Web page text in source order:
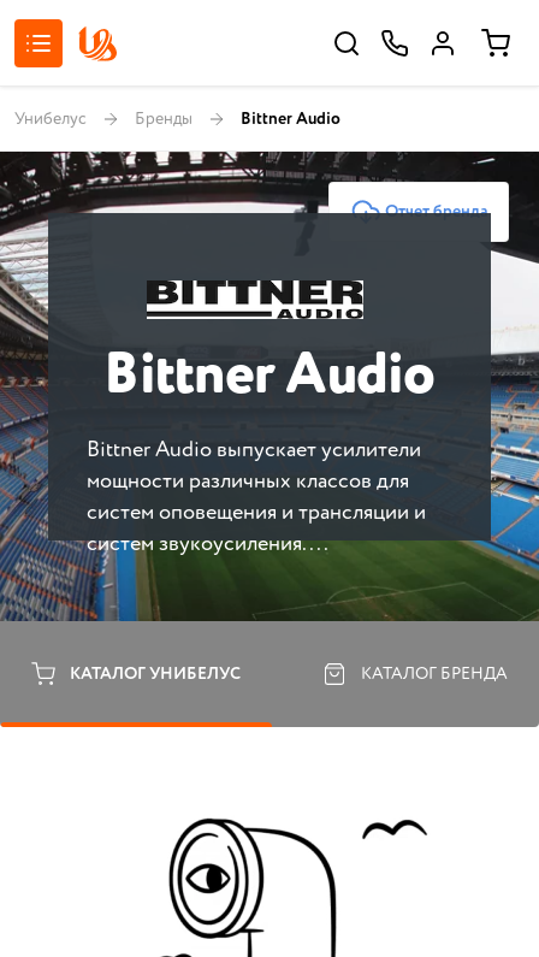
Унибелус Бренды Bittner Audio
Отчет бренда
Bittner Audio
Bittner Audio выпускает усилители
мощности различных классов для
систем оповещения и трансляции и
систем звукоусиления....
КАТАЛОГ УНИБЕЛУС КАТАЛОГ БРЕНДА